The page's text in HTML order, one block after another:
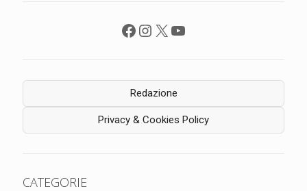
Facebook
Instagram
X YouTube
Redazione
Privacy & Cookies Policy
CATEGORIE